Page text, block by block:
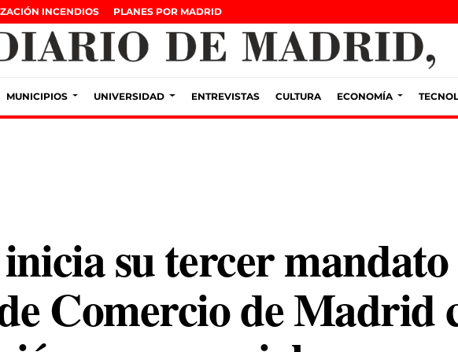
INCENDIOS PLANES POR MADRID
MUNICIPIOS UNIVERSIDAD ENTREVISTAS CULTURA ECONOMÍA
su tercer
Comercio de Madrid